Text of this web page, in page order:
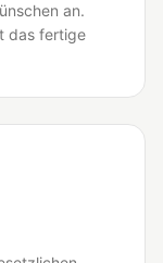
an.
das fertige